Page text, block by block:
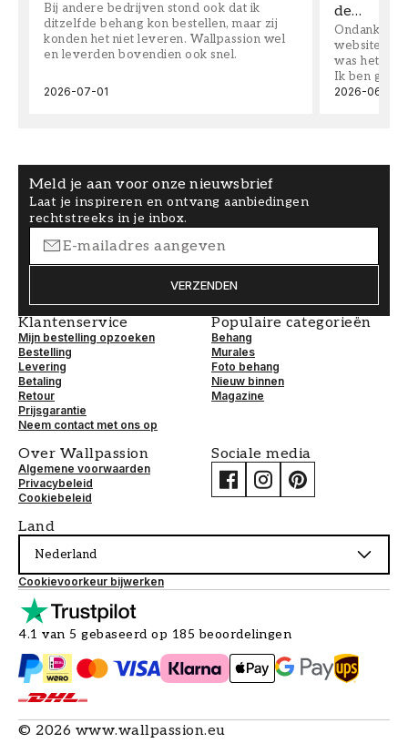
Bij andere bedrijven stond ook dat ik
ditzelfde behang kon bestellen, maar zij
konden het niet leveren. Wallpassion wel
en leverden bovendien ook snel.
2026-07-01
de…
Ondanks
website
was het
Ik ben
2026-06-08
Meld je aan voor onze nieuwsbrief
Laat je inspireren en ontvang aanbiedingen
rechtstreeks in je inbox.
VERZENDEN
Klantenservice
Mijn bestelling opzoeken
Bestelling
Levering
Betaling
Retour
Prijsgarantie
Neem contact met ons op
Populaire categorieën
Behang
Murales
Foto behang
Nieuw binnen
Magazine
Over Wallpassion
Algemene voorwaarden
Privacybeleid
Cookiebeleid
Sociale media
Land
Nederland
Cookievoorkeur bijwerken
4.1 van 5 gebaseerd op 185 beoordelingen
© 2026 www.wallpassion.eu